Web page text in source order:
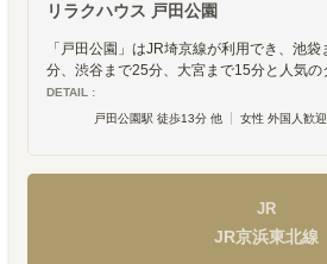
リラクハウス 戸田公園
「戸田公園」はJR埼京線が利用でき、池
分、渋谷まで25分、大宮まで15分と人気の
DETAIL :
戸田公園駅 徒歩13分 他
女性 外国人歓迎
JR
JR京浜東北線